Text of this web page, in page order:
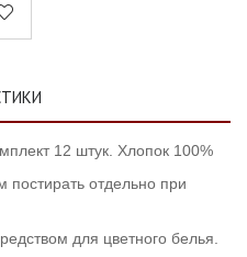
12 штук. Хлопок 100%
отдельно при
для цветного белья.